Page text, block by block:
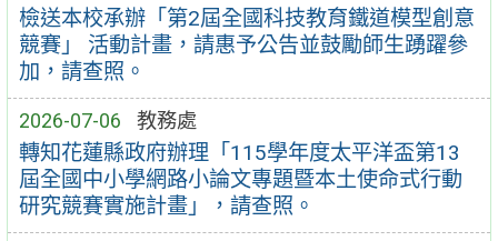
檢送本校承辦「第2屆全國科技教育鐵道模型創意
競賽」 活動計畫，請惠予公告並鼓勵師生踴躍參
加，請查照。
2026-07-06 教務處
轉知花蓮縣政府辦理「115學年度太平洋盃第13
屆全國中小學網路小論文專題暨本土使命式行動
研究競賽實施計畫」，請查照。